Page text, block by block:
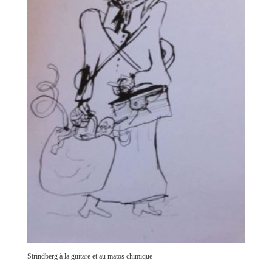
Strindberg à la guitare et au matos chimique